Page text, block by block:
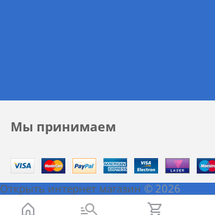
Мы принимаем
Открыть интернет магазин © 2026